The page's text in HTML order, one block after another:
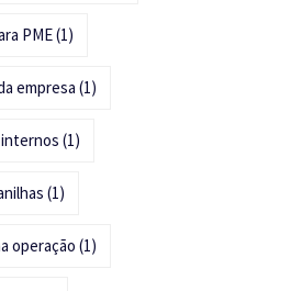
PME(1)
empresa (1)
(1)
(1)
operação (1)